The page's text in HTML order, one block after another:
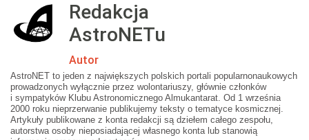
Redakcja
AstroNETu
Autor
AstroNET to jeden z największych polskich portali popularnonaukowych
prowadzonych wyłącznie przez wolontariuszy, głównie członków
i sympatyków Klubu Astronomicznego Almukantarat. Od 1 września
2000 roku nieprzerwanie publikujemy teksty o tematyce kosmicznej.
Artykuły publikowane z konta redakcji są dziełem całego zespołu,
autorstwa osoby nieposiadającej własnego konta lub stanowią